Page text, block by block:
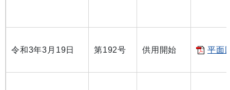
令和3年3月19日 第192号 供用開始 平面